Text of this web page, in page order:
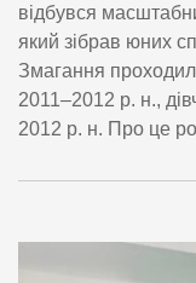
відбувся
який зібрав юних
Змагання
2011–2012 р. н.,
2012 р. н. Про це